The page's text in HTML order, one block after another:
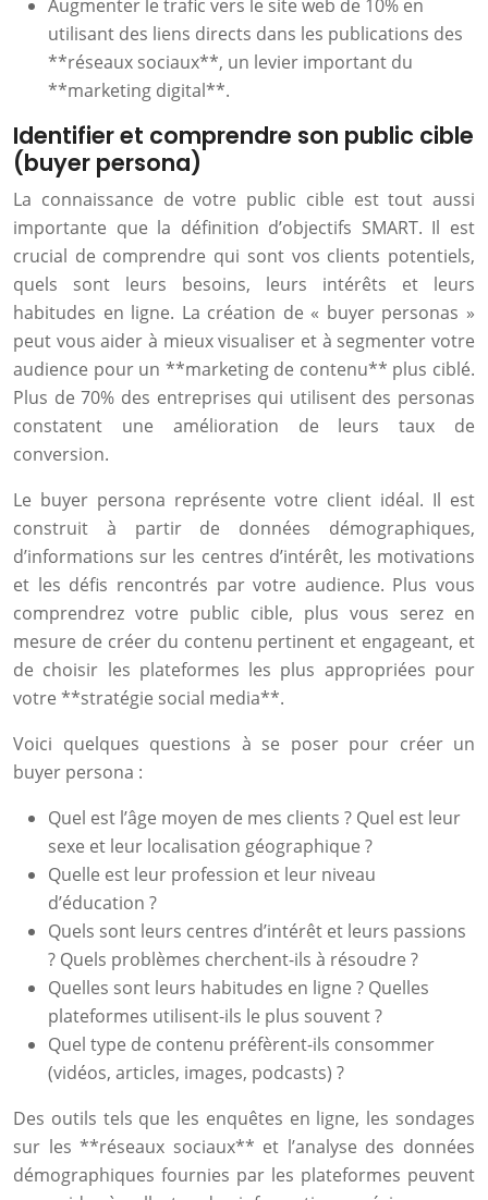
Augmenter le trafic vers le site web de 10% en
utilisant des liens directs dans les publications des
**réseaux sociaux**, un levier important du
**marketing digital**.
Identifier et comprendre son public cible
(buyer persona)
La connaissance de votre public cible est tout aussi
importante que la définition d’objectifs SMART. Il est
crucial de comprendre qui sont vos clients potentiels,
quels sont leurs besoins, leurs intérêts et leurs
habitudes en ligne. La création de « buyer personas »
peut vous aider à mieux visualiser et à segmenter votre
audience pour un **marketing de contenu** plus ciblé.
Plus de 70% des entreprises qui utilisent des personas
constatent une amélioration de leurs taux de
conversion.
Le buyer persona représente votre client idéal. Il est
construit à partir de données démographiques,
d’informations sur les centres d’intérêt, les motivations
et les défis rencontrés par votre audience. Plus vous
comprendrez votre public cible, plus vous serez en
mesure de créer du contenu pertinent et engageant, et
de choisir les plateformes les plus appropriées pour
votre **stratégie social media**.
Voici quelques questions à se poser pour créer un
buyer persona :
Quel est l’âge moyen de mes clients ? Quel est leur
sexe et leur localisation géographique ?
Quelle est leur profession et leur niveau
d’éducation ?
Quels sont leurs centres d’intérêt et leurs passions
? Quels problèmes cherchent-ils à résoudre ?
Quelles sont leurs habitudes en ligne ? Quelles
plateformes utilisent-ils le plus souvent ?
Quel type de contenu préfèrent-ils consommer
(vidéos, articles, images, podcasts) ?
Des outils tels que les enquêtes en ligne, les sondages
sur les **réseaux sociaux** et l’analyse des données
démographiques fournies par les plateformes peuvent